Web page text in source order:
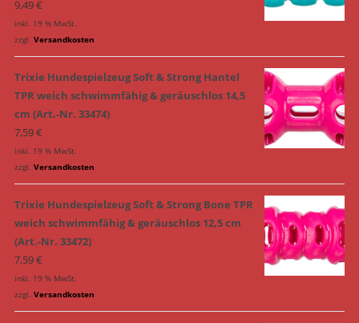
9,49€
inkl. 19 % MwSt.
zzgl. Versandkosten
Trixie Hundespielzeug Soft & Strong Hantel
TPR weich schwimmfähig & geräuschlos 14,5
cm (Art.-Nr. 33474)
7,59€
inkl. 19 % MwSt.
zzgl. Versandkosten
Trixie Hundespielzeug Soft & Strong Bone TPR
weich schwimmfähig & geräuschlos 12,5 cm
(Art.-Nr. 33472)
7,59€
inkl. 19 % MwSt.
zzgl. Versandkosten